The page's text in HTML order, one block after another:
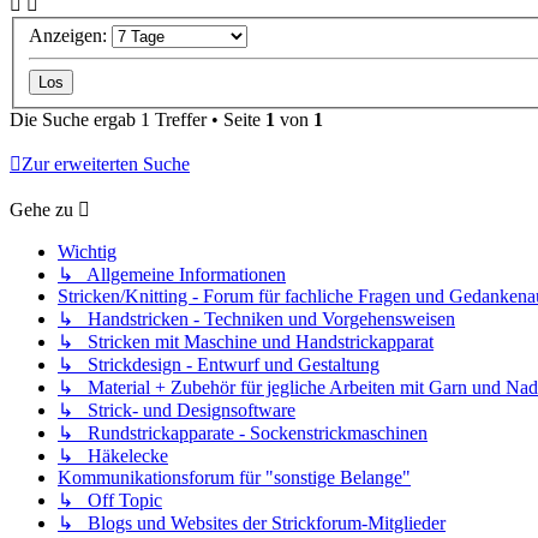
Anzeigen:
Die Suche ergab 1 Treffer • Seite 1 von 1
Zur erweiterten Suche
Gehe zu
Wichtig
↳ Allgemeine Informationen
Stricken/Knitting - Forum für fachliche Fragen und
↳ Handstricken - Techniken und Vorgehensweisen
↳ Stricken mit Maschine und Handstrickapparat
↳ Strickdesign - Entwurf und Gestaltung
↳ Material + Zubehör für jegliche Arbeiten mit Garn und
↳ Strick- und Designsoftware
↳ Rundstrickapparate - Sockenstrickmaschinen
↳ Häkelecke
Kommunikationsforum für "sonstige Belange"
↳ Off Topic
↳ Blogs und Websites der Strickforum-Mitglieder